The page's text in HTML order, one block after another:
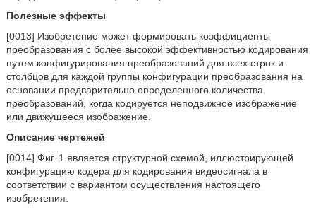
Полезные эффекты
[0013] Изобретение может формировать коэффициенты
преобразования с более высокой эффективностью кодирования
путем конфигурирования преобразований для всех строк и
столбцов для каждой группы конфигурации преобразования на
основании предварительно определенного количества
преобразований, когда кодируется неподвижное изображение
или движущееся изображение.
Описание чертежей
[0014] Фиг. 1 является структурной схемой, иллюстрирующей
конфигурацию кодера для кодирования видеосигнала в
соответствии с вариантом осуществления настоящего
изобретения.